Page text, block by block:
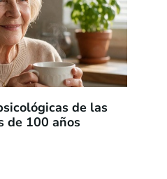
de las
de 100 años